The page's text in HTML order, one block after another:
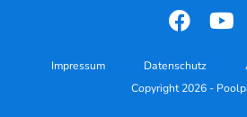
Impressum Datenschutz
Copyright 2026 -